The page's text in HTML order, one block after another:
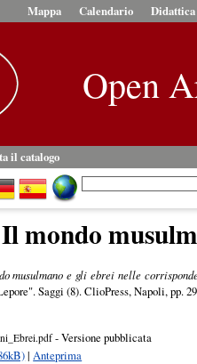
Mappa Calendario Didattica
Open
il catalogo
Il mondo
musulmano e gli ebrei nelle
Saggi (8). ClioPress, Napoli, pp.
- Versione pubblicata
| Anteprima